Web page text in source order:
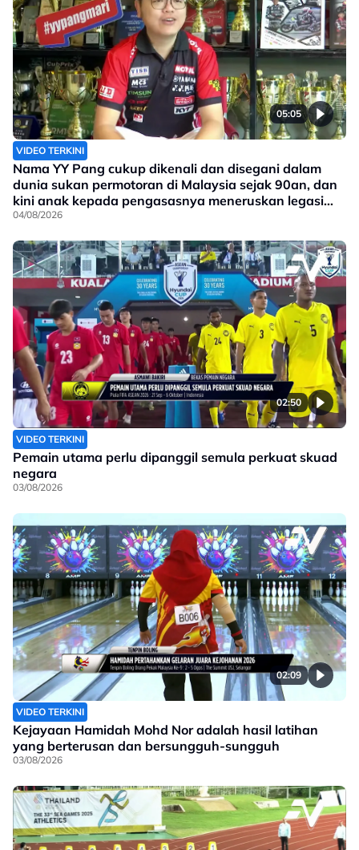
05:05
VIDEO TERKINI
Nama YY Pang cukup dikenali dan disegani dalam
dunia sukan permotoran di Malaysia sejak 90an, dan
kini anak kepada pengasasnya meneruskan legasi
yang telah ditinggalkan
04/08/2026
02:50
VIDEO TERKINI
Pemain utama perlu dipanggil semula perkuat skuad
negara
03/08/2026
02:09
VIDEO TERKINI
Kejayaan Hamidah Mohd Nor adalah hasil latihan
yang berterusan dan bersungguh-sungguh
03/08/2026